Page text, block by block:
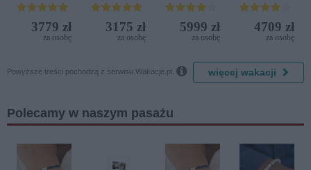
Sensation
3779 zł
za osobę
Aquapark
3175 zł
za osobę
Beach
Resort
5999 zł
za osobę
Terrasini
(ex. Citta
del Mare)
4709 zł
za osobę
Powyższe treści pochodzą z serwisu Wakacje.pl.  więcej wakacji
Polecamy w naszym pasażu